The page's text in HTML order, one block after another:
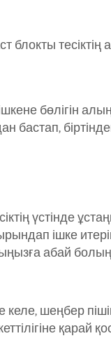
блокты тесіктің
бөлігін
бастап,
үстінде
ішке итеріп
абай
келе, шеңбер
қарай